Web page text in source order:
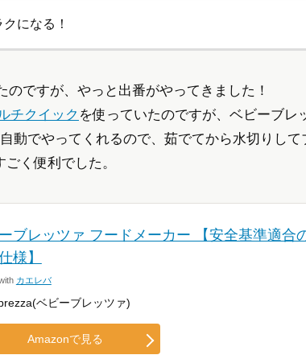
になる！
のですが、やっと出番がやってきました！
チクイック を使っていたのですが、ベビーブレ
動でやってくれるので、茹でてから水切りして
く便利でした。
ブレッツァ フードメーカー 【安全基準適合
様】
カエレバ
ベビーブレッツァ)
Amazonで見る